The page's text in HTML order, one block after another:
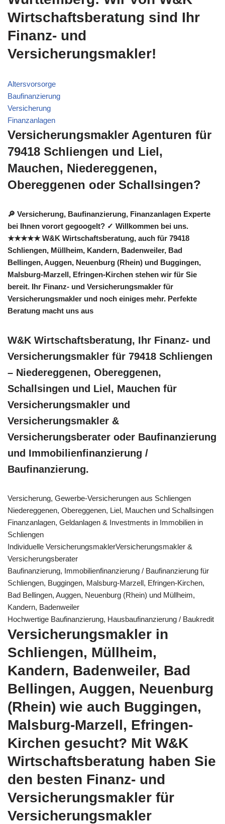
Wirtschaftsberatung sind Ihr
Finanz- und
Versicherungsmakler!
Altersvorsorge
Baufinanzierung
Versicherung
Finanzanlagen
Versicherungsmakler Agenturen für
79418 Schliengen und Liel,
Mauchen, Niedereggenen,
Obereggenen oder Schallsingen?
🔎 Versicherung, Baufinanzierung, Finanzanlagen Experte
bei Ihnen vorort gegoogelt? ✓ Willkommen bei uns.
★★★★★ W&K Wirtschaftsberatung, auch für 79418
Schliengen, Müllheim, Kandern, Badenweiler, Bad
Bellingen, Auggen, Neuenburg (Rhein) und Buggingen,
Malsburg-Marzell, Efringen-Kirchen stehen wir für Sie
bereit. Ihr Finanz- und Versicherungsmakler für
Versicherungsmakler und noch einiges mehr. Perfekte
Beratung macht uns aus
W&K Wirtschaftsberatung, Ihr Finanz- und
Versicherungsmakler für 79418 Schliengen
– Niedereggenen, Obereggenen,
Schallsingen und Liel, Mauchen für
Versicherungsmakler und
Versicherungsmakler &
Versicherungsberater oder Baufinanzierung
und Immobilienfinanzierung /
Baufinanzierung.
Versicherung, Gewerbe-Versicherungen aus Schliengen
Niedereggenen, Obereggenen, Liel, Mauchen und Schallsingen
Finanzanlagen, Geldanlagen & Investments in Immobilien in
Schliengen
Individuelle VersicherungsmaklerVersicherungsmakler &
Versicherungsberater
Baufinanzierung, Immobilienfinanzierung / Baufinanzierung für
Schliengen, Buggingen, Malsburg-Marzell, Efringen-Kirchen,
Bad Bellingen, Auggen, Neuenburg (Rhein) und Müllheim,
Kandern, Badenweiler
Hochwertige Baufinanzierung, Hausbaufinanzierung / Baukredit
Versicherungsmakler in
Schliengen, Müllheim,
Kandern, Badenweiler, Bad
Bellingen, Auggen, Neuenburg
(Rhein) wie auch Buggingen,
Malsburg-Marzell, Efringen-
Kirchen gesucht? Mit W&K
Wirtschaftsberatung haben Sie
den besten Finanz- und
Versicherungsmakler für
Versicherungsmakler